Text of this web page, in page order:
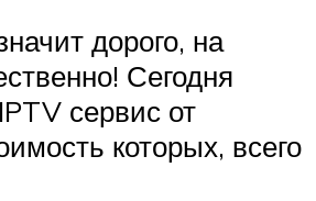
дорого, на
Сегодня
сервис от
которых, всего